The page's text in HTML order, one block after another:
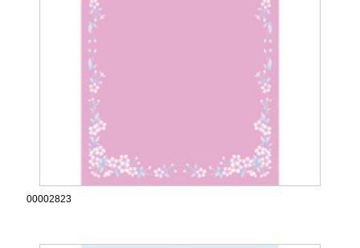
00002823